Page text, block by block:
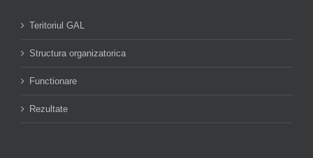
Teritoriul GAL
Structura organizatorica
Functionare
Rezultate